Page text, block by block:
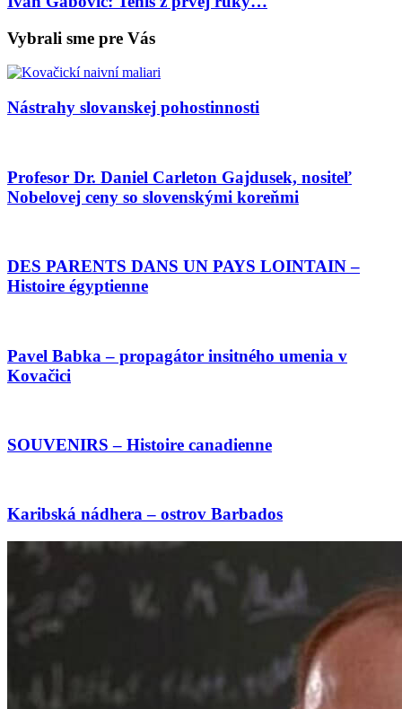
Vybrali sme pre Vás
Nástrahy slovanskej pohostinnosti
Profesor Dr. Daniel Carleton Gajdusek, nositeľ
Nobelovej ceny so slovenskými koreňmi
DES PARENTS DANS UN PAYS LOINTAIN –
Histoire égyptienne
Pavel Babka – propagátor insitného umenia v
Kovačici
SOUVENIRS – Histoire canadienne
Karibská nádhera – ostrov Barbados